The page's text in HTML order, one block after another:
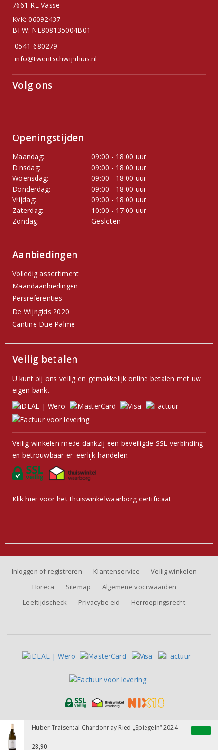
Huber Traisental Chardonnay Ried „Spiegeln“ 2024
28,90
7661 RL Vasse
KvK: 06092437
BTW: NL808135004B01
0541-680279
info@twentschwijnhuis.nl
Volg ons
Openingstijden
Maandag:
09:00 - 18:00 uur
Dinsdag:
09:00 - 18:00 uur
Woensdag:
09:00 - 18:00 uur
Donderdag:
09:00 - 18:00 uur
Vrijdag:
09:00 - 18:00 uur
Zaterdag:
10:00 - 17:00 uur
Zondag:
Gesloten
Aanbiedingen
Volledig assortiment
Maandaanbiedingen
Persreferenties
De Wijngids 2020
Cantine Due Palme
Veilig betalen
U kunt bij ons veilig en gemakkelijk online betalen met uw
eigen bank.
Veilig winkelen mede dankzij een beveiligde SSL verbinding
en betrouwbaar en eerlijk handelen.
Klik hier voor het thuiswinkelwaarborg certificaat
Inloggen of registreren Klantenservice
Veilig winkelen
Horeca
Sitemap
Algemene voorwaarden
Leeftijdscheck
Privacybeleid Herroepingsrecht
Alle prijzen zijn inclusief BTW, exclusief eventuele verzendkosten.